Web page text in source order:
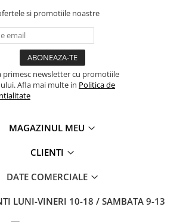
si promotiile noastre
primesc newsletter cu promotiile
Afla mai multe in Politica de
MAGAZINUL MEU
CLIENTI
DATE COMERCIALE
LUNI-VINERI 10-18 / SAMBATA 9-13